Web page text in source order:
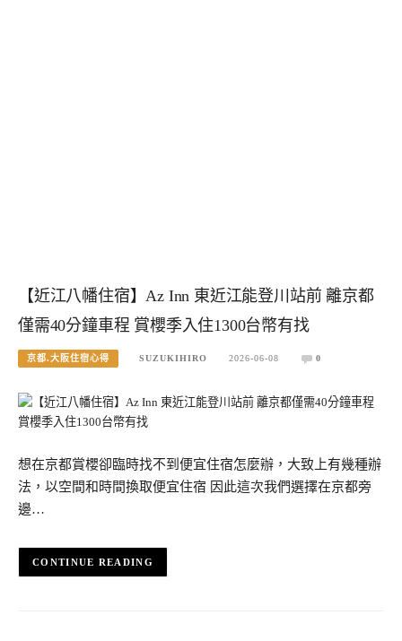
【近江八幡住宿】Az Inn 東近江能登川站前 離京都
僅需40分鐘車程 賞櫻季入住1300台幣有找
京都.大阪住宿心得 SUZUKIHIRO 2026-06-08 0
想在京都賞櫻卻臨時找不到便宜住宿怎麼辦，大致上有幾種辦
法，以空間和時間換取便宜住宿 因此這次我們選擇在京都旁
邊…
CONTINUE READING